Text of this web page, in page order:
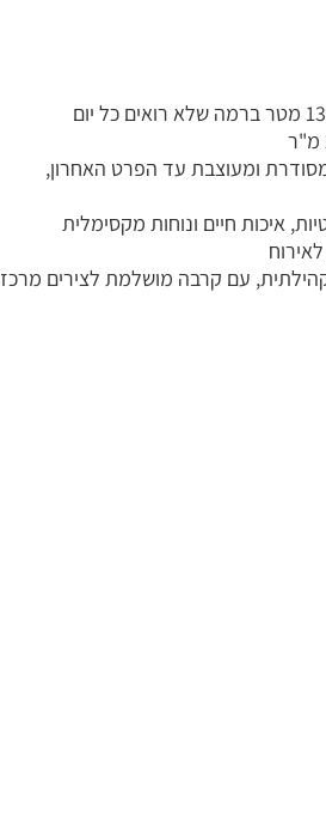
ומעוצבת עד הפרט האחרון,
איכות חיים ונוחות מקסימלית
עם קרבה מושלמת לצירים